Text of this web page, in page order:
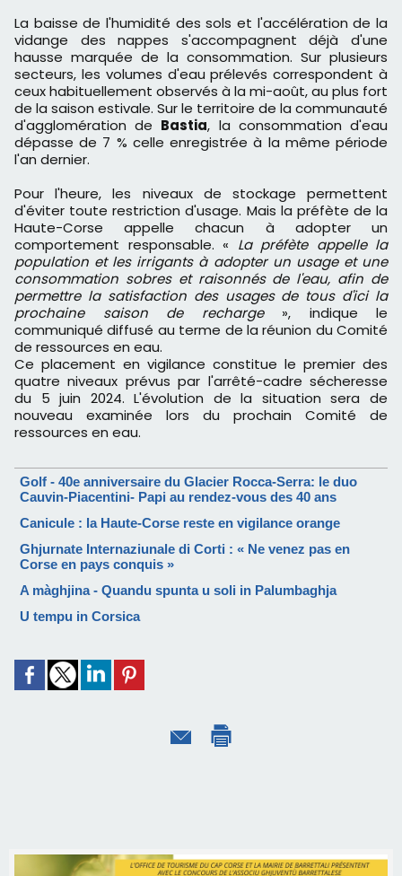
La baisse de l'humidité des sols et l'accélération de la
vidange des nappes s'accompagnent déjà d'une
hausse marquée de la consommation. Sur plusieurs
secteurs, les volumes d'eau prélevés correspondent à
ceux habituellement observés à la mi-août, au plus fort
de la saison estivale. Sur le territoire de la communauté
d'agglomération de Bastia, la consommation d'eau
dépasse de 7 % celle enregistrée à la même période
l'an dernier.
Pour l'heure, les niveaux de stockage permettent
d'éviter toute restriction d'usage. Mais la préfète de la
Haute-Corse appelle chacun à adopter un
comportement responsable. « La préfète appelle la
population et les irrigants à adopter un usage et une
consommation sobres et raisonnés de l'eau, afin de
permettre la satisfaction des usages de tous d'ici la
prochaine saison de recharge», indique le
communiqué diffusé au terme de la réunion du Comité
de ressources en eau.
Ce placement en vigilance constitue le premier des
quatre niveaux prévus par l'arrêté-cadre sécheresse
du 5 juin 2024. L'évolution de la situation sera de
nouveau examinée lors du prochain Comité de
ressources en eau.
Golf - 40e anniversaire du Glacier Rocca-Serra: le duo
Cauvin-Piacentini- Papi au rendez-vous des 40 ans
Canicule : la Haute-Corse reste en vigilance orange
Ghjurnate Internaziunale di Corti : « Ne venez pas en
Corse en pays conquis »
A màghjina - Quandu spunta u soli in Palumbaghja
U tempu in Corsica